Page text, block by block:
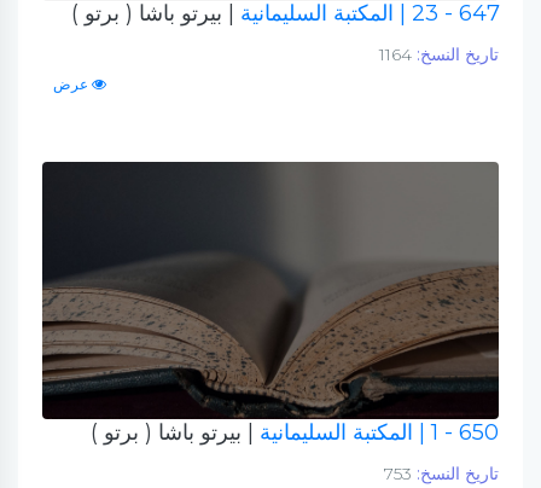
647 - 23 | المكتبة السليمانية | بيرتو باشا ( برتو )
تاريخ النسخ:
عرض
650 - 1 | المكتبة السليمانية | بيرتو باشا ( برتو )
تاريخ النسخ: